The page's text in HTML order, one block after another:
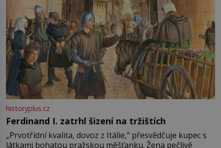
historyplus.cz
Ferdinand I. zatrhl šizení na tržištích
„Prvotřídní kvalita, dovoz z Itálie,“ přesvědčuje kupec s
látkami bohatou pražskou měšťanku. Žena pečlivě